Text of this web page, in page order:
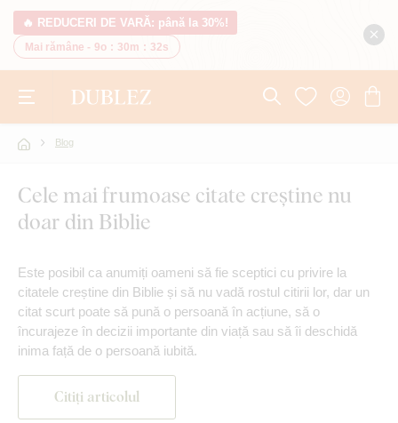
🔥 REDUCERI DE VARĂ: până la 30%!
Mai rămâne - 9o : 30m : 31s
Blog
Cele mai frumoase citate creștine nu
doar din Biblie
Este posibil ca anumiți oameni să fie sceptici cu privire la
citatele creștine din Biblie și să nu vadă rostul citirii lor, dar un
citat scurt poate să pună o persoană în acțiune, să o
încurajeze în decizii importante din viață sau să îi deschidă
inima față de o persoană iubită.
Citiți articolul